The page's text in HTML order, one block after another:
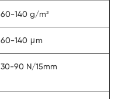
60-140 g/m²
60-140 μm
30-90 N/15mm